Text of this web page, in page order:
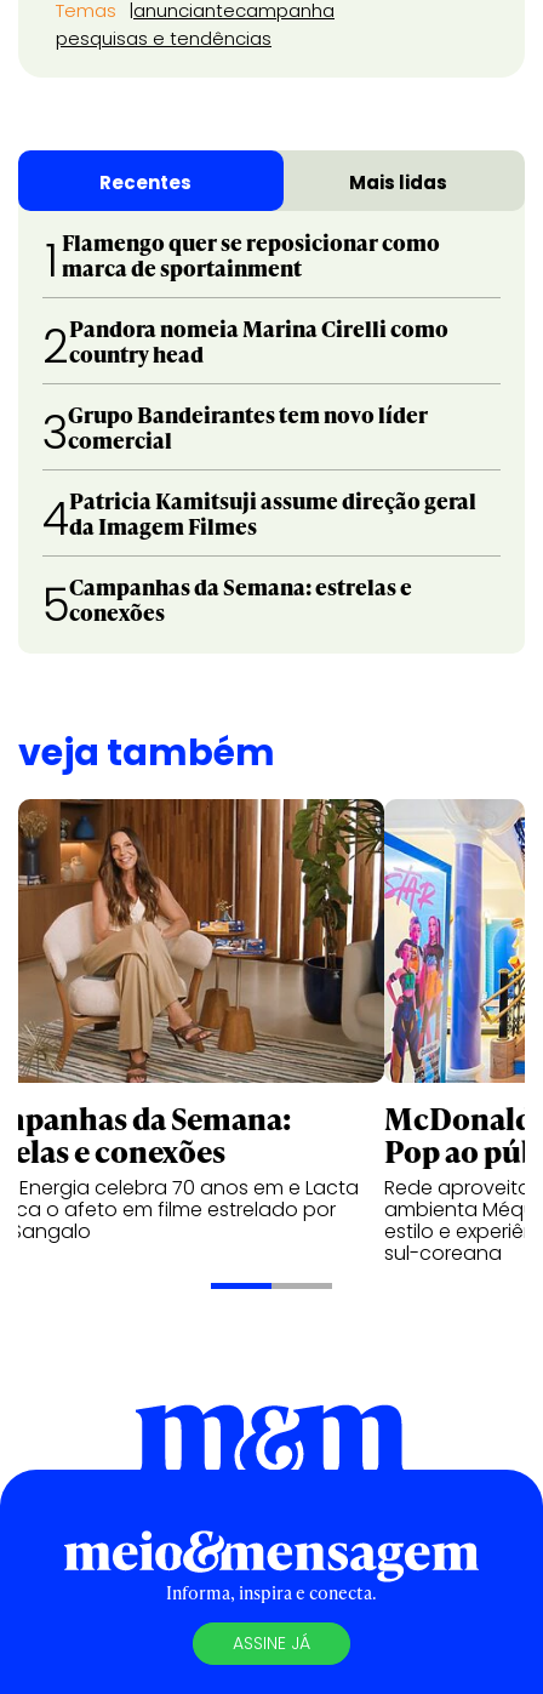
Temas anunciantecampanha
pesquisas e tendências
Recentes Mais lidas
1 Flamengo quer se reposicionar como
marca de sportainment
2Pandora nomeia Marina Cirelli como
country head
3Grupo Bandeirantes tem novo líder
comercial
4Patricia Kamitsuji assume direção geral
da Imagem Filmes
5Campanhas da Semana: estrelas e
conexões
veja também
da Semana:
e conexões
Energia celebra 70 anos em e Lacta
o afeto em filme estrelado por
Sangalo
Pop ao
Rede aproveita
ambienta Méqui
estilo e
sul-coreana
Informa, inspira e conecta.
ASSINE JÁ